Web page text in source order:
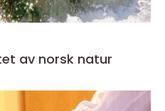
av norsk natur